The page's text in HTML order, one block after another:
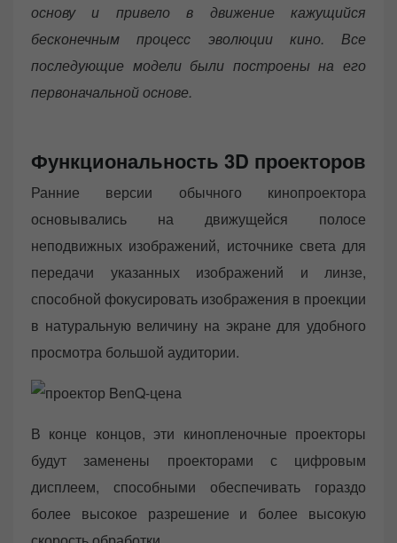
основу и привело в движение кажущийся
бесконечным процесс эволюции кино. Все
последующие модели были построены на его
первоначальной основе.
Функциональность 3D проекторов
Ранние версии обычного кинопроектора
основывались на движущейся полосе
неподвижных изображений, источнике света для
передачи указанных изображений и линзе,
способной фокусировать изображения в проекции
в натуральную величину на экране для удобного
просмотра большой аудитории.
В конце концов, эти кинопленочные проекторы
будут заменены проекторами с цифровым
дисплеем, способными обеспечивать гораздо
более высокое разрешение и более высокую